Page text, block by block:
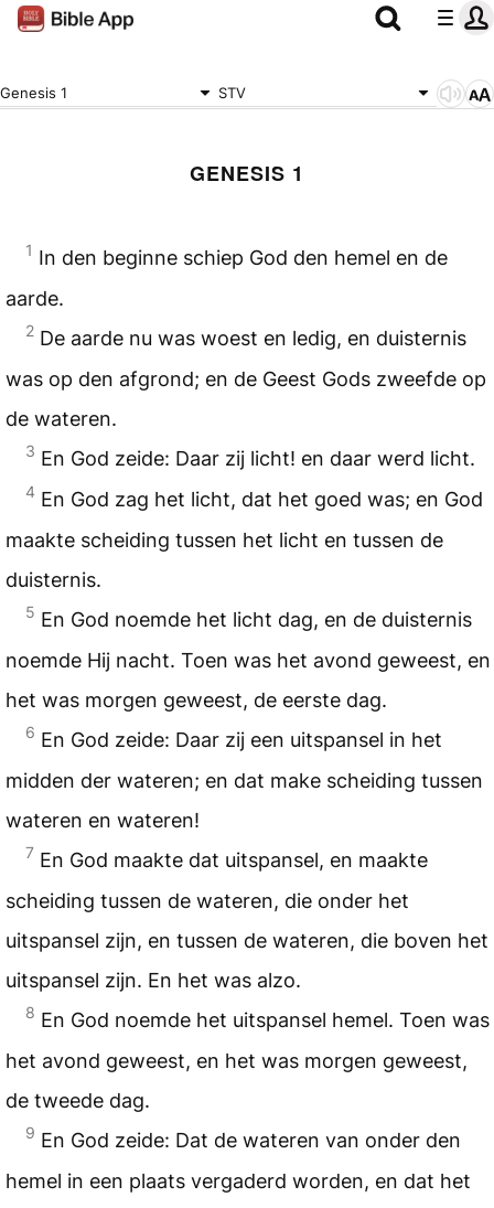
Genesis 1 STV
GENESIS 1
1 In den beginne schiep God den hemel en de
aarde.
2 De aarde nu was woest en ledig, en duisternis
was op den afgrond; en de Geest Gods zweefde op
de wateren.
3 En God zeide: Daar zij licht! en daar werd licht.
4 En God zag het licht, dat het goed was; en God
maakte scheiding tussen het licht en tussen de
duisternis.
5 En God noemde het licht dag, en de duisternis
noemde Hij nacht. Toen was het avond geweest, en
het was morgen geweest, de eerste dag.
6 En God zeide: Daar zij een uitspansel in het
midden der wateren; en dat make scheiding tussen
wateren en wateren!
7 En God maakte dat uitspansel, en maakte
scheiding tussen de wateren, die onder het
uitspansel zijn, en tussen de wateren, die boven het
uitspansel zijn. En het was alzo.
8 En God noemde het uitspansel hemel. Toen was
het avond geweest, en het was morgen geweest,
de tweede dag.
9 En God zeide: Dat de wateren van onder den
hemel in een plaats vergaderd worden, en dat het